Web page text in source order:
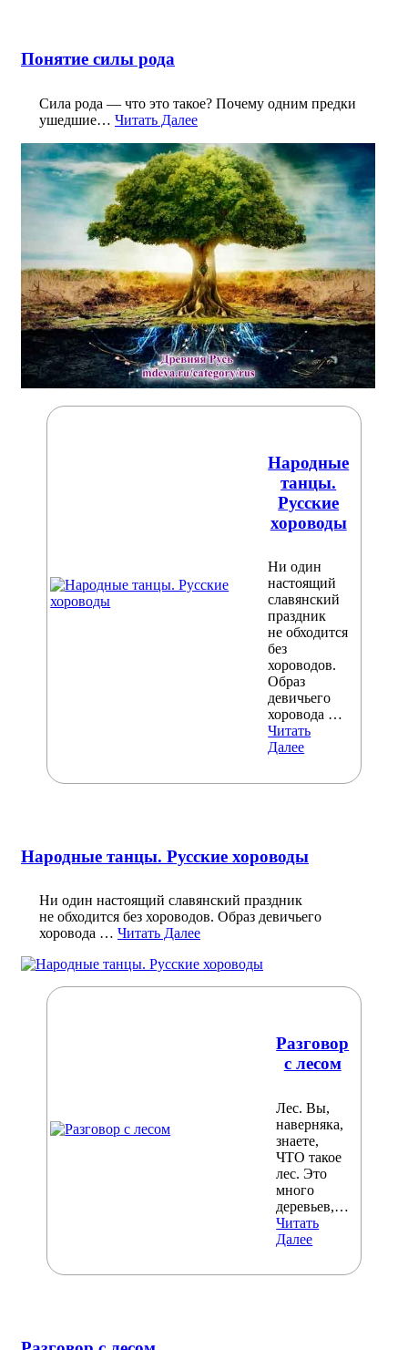
Понятие силы рода
Сила рода — что это такое? Почему одним предки
ушедшие… Читать Далее
Народные
танцы.
Русские
хороводы
Ни один
настоящий
славянский
праздник
не обходится
без
хороводов.
Образ
девичьего
хоровода …
Читать
Далее
Народные танцы. Русские хороводы
Ни один настоящий славянский праздник
не обходится без хороводов. Образ девичьего
хоровода … Читать Далее
Разговор
с лесом
Лес. Вы,
наверняка,
знаете,
ЧТО такое
лес. Это
много
деревьев,…
Читать
Далее